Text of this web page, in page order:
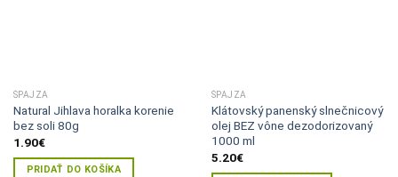
ŠPAJZA
Natural Jihlava horalka korenie
bez soli 80g
1.90€
PRIDAŤ DO KOŠÍKA
ŠPAJZA
Klátovský panenský slnečnicový
olej BEZ vône dezodorizovaný
1000 ml
5.20€